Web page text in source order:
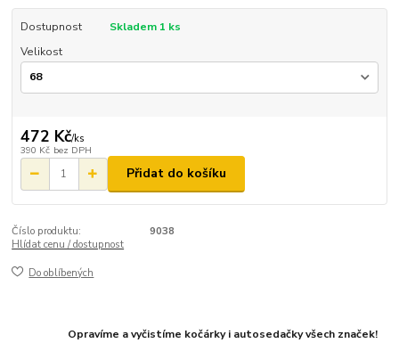
Dostupnost
Skladem 1 ks
Velikost
472 Kč/ks
390 Kč bez DPH
Přidat do košíku
Číslo produktu:
9038
Hlídat cenu / dostupnost
Do oblíbených
Opravíme a vyčistíme kočárky i autosedačky všech značek!